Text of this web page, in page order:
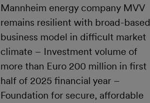
Mannheim energy company MVV
remains resilient with broad-based
business model in difficult market
climate – Investment volume of
more than Euro 200 million in first
half of 2025 financial year –
Foundation for secure, affordable